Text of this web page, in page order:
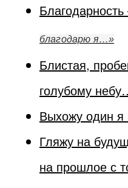
благодарю я…»
Блистая,
голубому
Выхожу один
Гляжу на
на прошлое с